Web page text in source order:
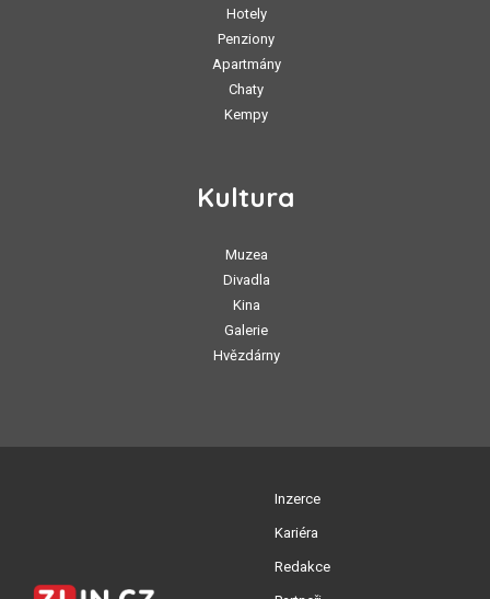
Hotely
Penziony
Apartmány
Chaty
Kempy
Kultura
Muzea
Divadla
Kina
Galerie
Hvězdárny
Inzerce
Kariéra
Redakce